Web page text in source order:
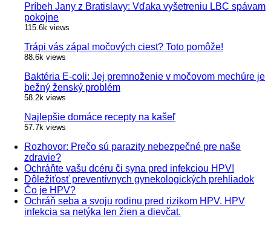
Príbeh Jany z Bratislavy: Vďaka vyšetreniu LBC spávam
pokojne
115.6k views
Trápi vás zápal močových ciest? Toto pomôže!
88.6k views
Baktéria E-coli: Jej premnoženie v močovom mechúre je
bežný ženský problém
58.2k views
Najlepšie domáce recepty na kašeľ
57.7k views
Rozhovor: Prečo sú parazity nebezpečné pre naše
zdravie?
Ochráňte vašu dcéru či syna pred infekciou HPV!
Dôležiťosť preventívnych gynekologických prehliadok
Čo je HPV?
Ochráň seba a svoju rodinu pred rizikom HPV. HPV
infekcia sa netýka len žien a dievčat.